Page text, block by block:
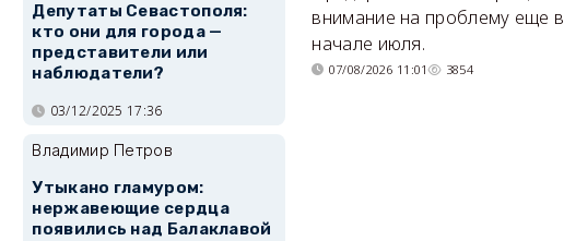
внимание на проблему еще в
начале июля.
07/08/2026 11:01 3854
Депутаты Севастополя:
кто они для города —
представители или
наблюдатели?
03/12/2025 17:36
Владимир Петров
Утыкано гламуром:
нержавеющие сердца
появились над Балаклавой